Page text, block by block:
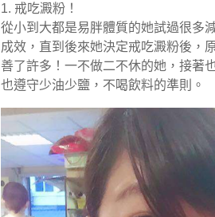
1. 戒吃澱粉！
從小到大都是易胖體質的她試過很多
成效，直到後來她決定戒吃澱粉後，
善了許多！一不做二不休的她，接著
也遵守少油少鹽，不喝飲料的準則。